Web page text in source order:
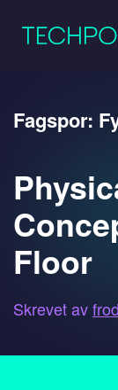
Fagspor:
Floor
Skrevet av